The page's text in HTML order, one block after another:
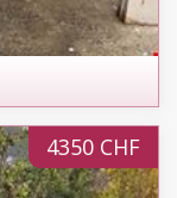
4350 CHF